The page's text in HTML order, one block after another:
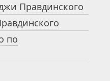
Правдинского
по